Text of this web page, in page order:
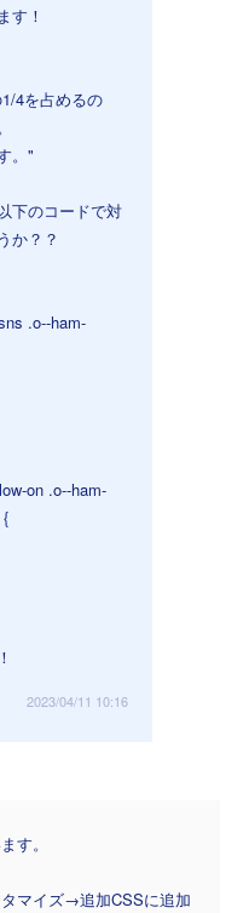
す！
4を占めるの
。"
下のコードで対
か？？
.o--ham-
on .o--ham-
2023/04/11 10:16
す。
マイズ→追加CSSに追加